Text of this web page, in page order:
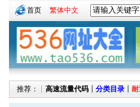
首页 繁体中文
推荐：┊ 高速流量代码 ┊ 分类目录 ┊